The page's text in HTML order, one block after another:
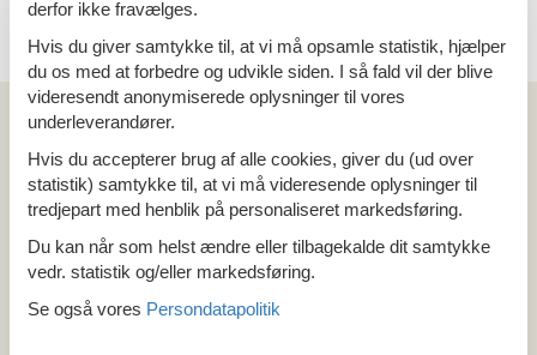
Artikeltyper
Alle
Din Cofman ferie
Område
Alle
Holland
Limburg
derfor ikke fravælges.
Hvis du giver samtykke til, at vi må opsamle statistik, hjælper
du os med at forbedre og udvikle siden. I så fald vil der blive
videresendt anonymiserede oplysninger til vores
underleverandører.
Hvis du accepterer brug af alle cookies, giver du (ud over
statistik) samtykke til, at vi må videresende oplysninger til
tredjepart med henblik på personaliseret markedsføring.
Du kan når som helst ændre eller tilbagekalde dit samtykke
vedr. statistik og/eller markedsføring.
Se også vores Persondatapolitik